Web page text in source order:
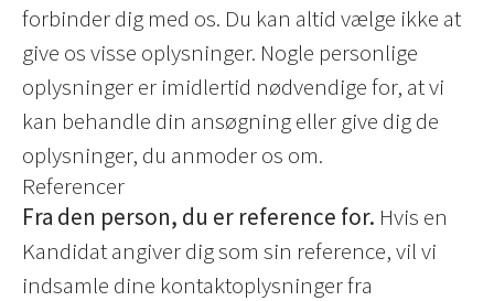
forbinder dig med os. Du kan altid vælge ikke at
give os visse oplysninger. Nogle personlige
oplysninger er imidlertid nødvendige for, at vi
kan behandle din ansøgning eller give dig de
oplysninger, du anmoder os om.
Referencer
Fra den person, du er reference for. Hvis en
Kandidat angiver dig som sin reference, vil vi
indsamle dine kontaktoplysninger fra